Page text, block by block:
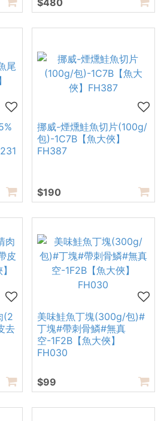
$480
挪威-煙燻鮭魚切片(100g/
包)-1C7B【魚大俠】
FH387
$190
(2
去
美味鮭魚丁塊(300g/包)#
丁塊#帶刺骨鱗#無真
空-1F2B【魚大俠】
FH030
$99